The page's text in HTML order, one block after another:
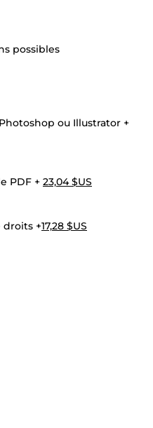
possibles
ou Illustrator +
PDF + 23,04 $US
droits +17,28 $US